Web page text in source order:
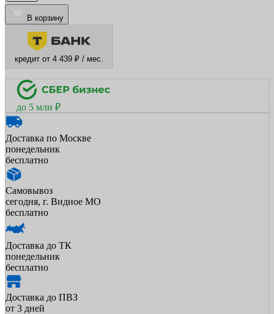
В корзину
кредит от 4 439 ₽ / мес.
до 5 млн ₽
Доставка по Москве
понедельник
бесплатно
Самовывоз
сегодня, г. Видное МО
бесплатно
Доставка до ТК
понедельник
бесплатно
Доставка до ПВЗ
от 3 дней